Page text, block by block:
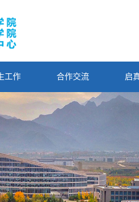
工作 合作交流 启